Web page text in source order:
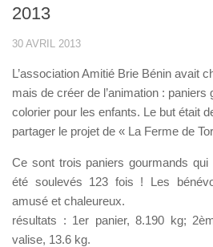
2013
30 AVRIL 2013
L’association Amitié Brie Bénin avait
mais de créer de l’animation :
colorier pour les enfants. Le but était
partager le projet de « La Ferme de
Ce sont trois paniers gourmands
été soulevés 123 fois ! Les
amusé et chaleureux.
résultats : 1er panier, 8.190 kg;
valise, 13.6 kg.